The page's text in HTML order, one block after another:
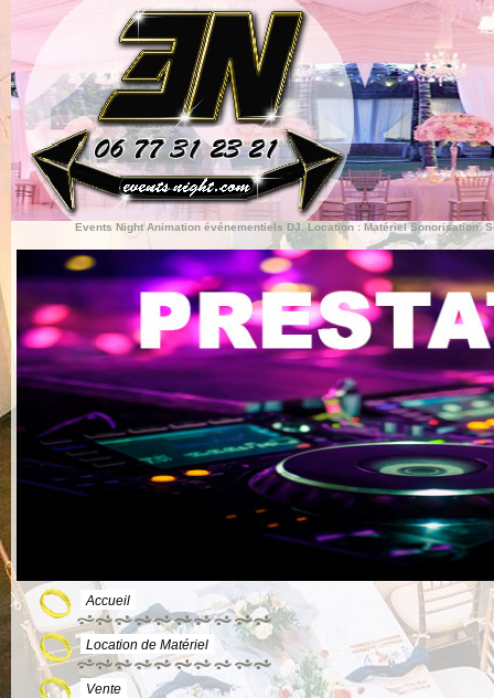
Events Night Animation événementiels DJ. Location : Matériel Sonorisation.
Accueil
Location de Matériel
Vente